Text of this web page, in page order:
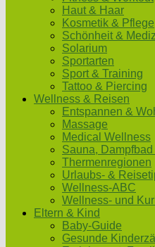
Haut & Haar
Kosmetik & Pflege
Schönheit &
Solarium
Sportarten
Sport & Training
Tattoo & Piercing
Wellness & Reisen
Entspannen &
Massage
Medical Wellness
Sauna, Dampfbad
Thermenregionen
Urlaubs- &
Wellness-ABC
Wellness- und
Eltern & Kind
Baby-Guide
Gesunde